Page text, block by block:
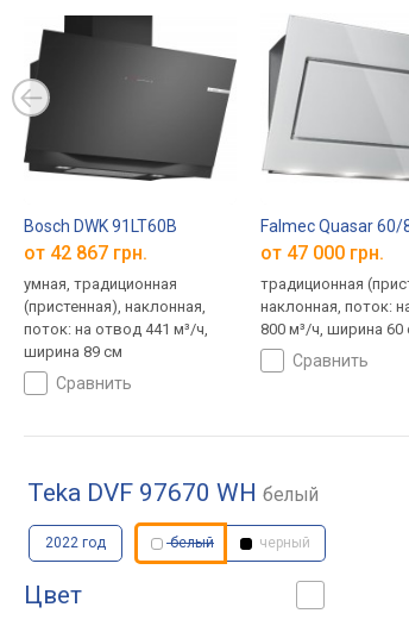
Bosch DWK 91LT60B
от 42 867 грн.
умная, традиционная
(пристенная), наклонная,
поток: на отвод 441 м³/ч,
ширина 89 см
сравнить
Falmec Quasar 60/
от 47 000 грн.
традиционная
наклонная, поток:
800 м³/ч, ширина 60
сравнить
Teka DVF 97670 WH белый
2022 год белый черный
Цвет